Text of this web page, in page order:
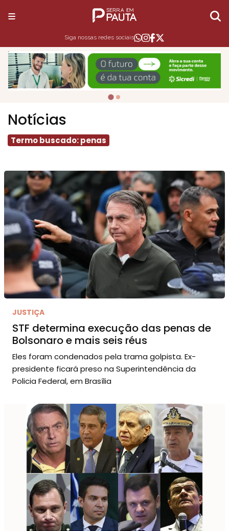
Siga nossas redes sociais
Notícias
Termo buscado: penas
JUSTIÇA
STF determina execução das penas de
Bolsonaro e mais seis réus
Eles foram condenados pela trama golpista. Ex-
presidente ficará preso na Superintendência da
Policia Federal, em Brasília